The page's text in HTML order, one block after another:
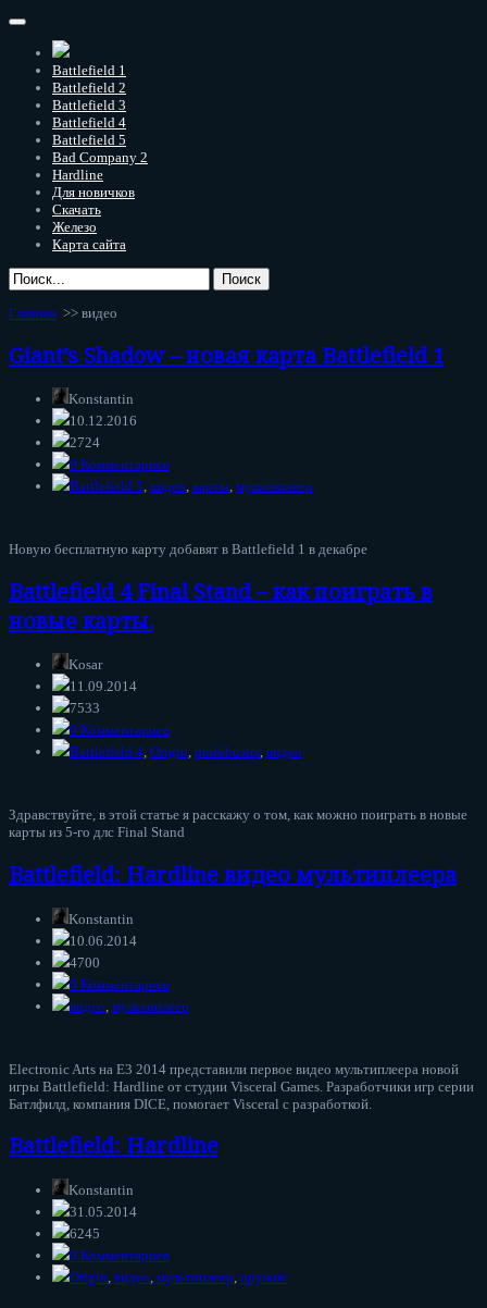
Battlefield 1
Battlefield 2
Battlefield 3
Battlefield 4
Battlefield 5
Bad Company 2
Hardline
Для новичков
Скачать
Железо
Карта сайта
Главная >> видео
Giant’s Shadow – новая карта Battlefield 1
Konstantin
10.12.2016
2724
0 Комментариев
Battlefield 3, видео, карты, мультиплеер
Новую бесплатную карту добавят в Battlefield 1 в декабре
Battlefield 4 Final Stand – как поиграть в
новые карты.
Kosar
11.09.2014
7533
0 Комментариев
Battlefield 4, Origin, punkbuster, видео
Здравствуйте, в этой статье я расскажу о том, как можно поиграть в новые
карты из 5-го длс Final Stand
Battlefield: Hardline видео мультиплеера
Konstantin
10.06.2014
4700
0 Комментариев
видео мультиплеер
Electronic Arts на E3 2014 представили первое видео мультиплеера новой
игры Battlefield: Hardline от студии Visceral Games. Разработчики игр серии
Батлфилд, компания DICE, помогает Visceral с разработкой.
Battlefield: Hardline
Konstantin
31.05.2014
6245
0 Комментариев
Origin видео мультиплеер оружие